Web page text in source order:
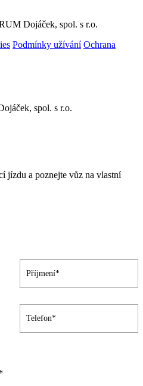
Dojáček, spol. s r.o.
Podmínky užívání Ochrana
spol. s r.o.
jízdu a poznejte vůz na vlastní